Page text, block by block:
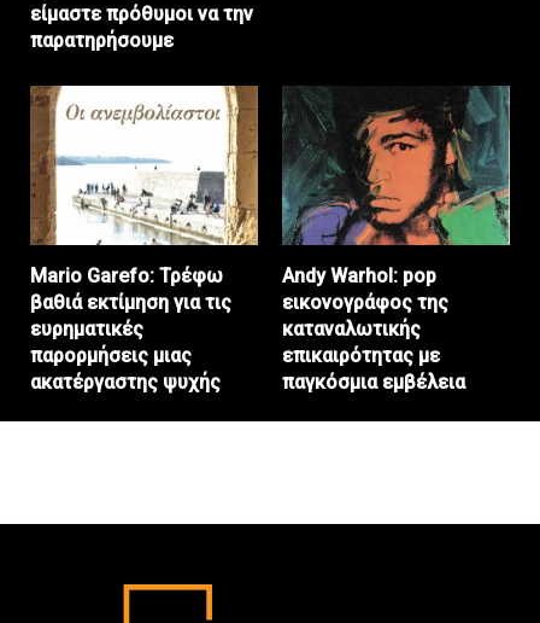
είμαστε πρόθυμοι να την
παρατηρήσουμε
Mario Garefo: Τρέφω
βαθιά εκτίμηση για τις
ευρηματικές
παρορμήσεις μιας
ακατέργαστης ψυχής
Andy Warhol: pop
εικονογράφος της
καταναλωτικής
επικαιρότητας με
παγκόσμια εμβέλεια